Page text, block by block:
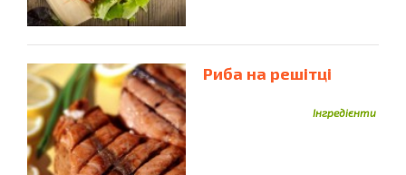
Риба на решітці
Інгредієнти